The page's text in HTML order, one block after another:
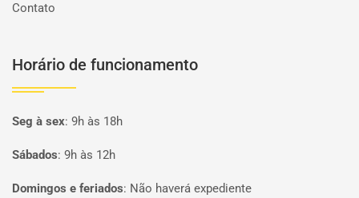
Contato
Horário de funcionamento
Seg à sex: 9h às 18h
Sábados: 9h às 12h
Domingos e feriados: Não haverá expediente